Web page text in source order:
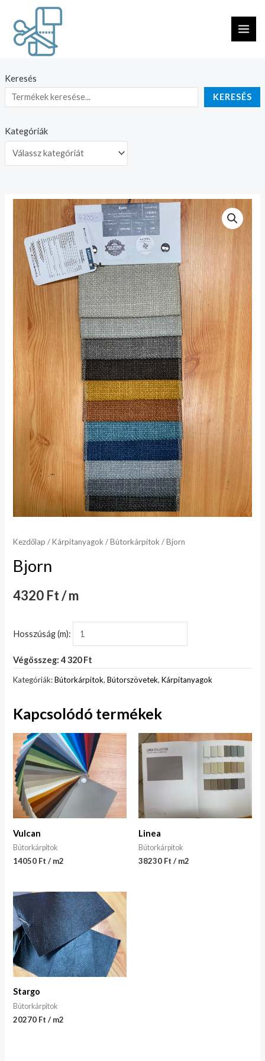
content
Keresés
KERESÉS
Kategóriák
Kezdőlap /Kárpitanyagok /Bútorkárpitok / Bjorn
Bjorn
4320 Ft / m
Hosszúság (m):
Végösszeg: 4 320 Ft
Kategóriák:Bútorkárpitok,Bútorszövetek,Kárpitanyagok
Kapcsolódó termékek
Vulcan
Bútorkárpitok
14050 Ft / m2
Linea
Bútorkárpitok
38230 Ft / m2
Stargo
Bútorkárpitok
20270 Ft / m2